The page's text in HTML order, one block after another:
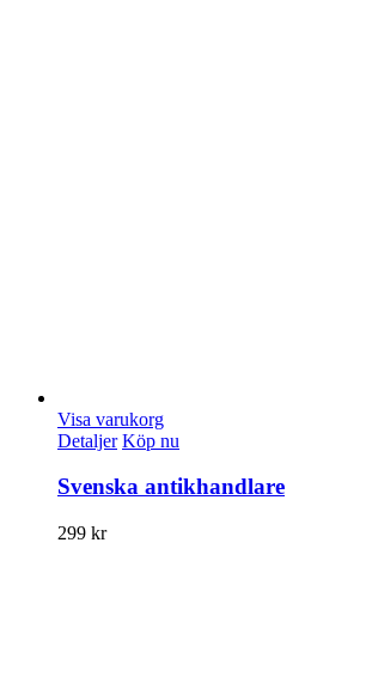
Visa varukorg
Detaljer Köp nu
Svenska antikhandlare
299 kr